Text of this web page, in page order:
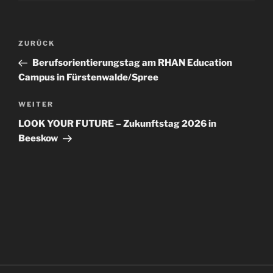
Beitragsnavigation
Vorheriger
Beitrag
ZURÜCK
Berufsorientierungstag am RHAN Education
Campus in Fürstenwalde/Spree
Nächster
Beitrag
WEITER
LOOK YOUR FUTURE – Zukunftstag 2026 in
Beeskow